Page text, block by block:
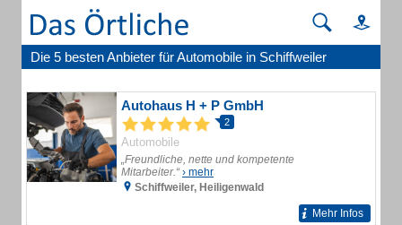
Die 5 besten Anbieter für Automobile in Schiffweiler
Autohaus H + P GmbH
2
Automobile
„Freundliche, nette und kompetente
Mitarbeiter.“› mehr
Schiffweiler, Heiligenwald
Mehr Infos